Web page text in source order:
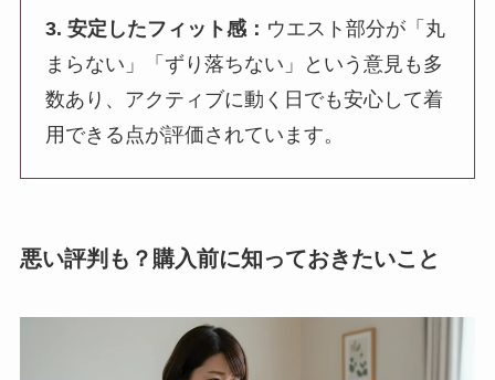
3. 安定したフィット感： ウエスト部分が「丸
まらない」「ずり落ちない」という意見も多
数あり、アクティブに動く日でも安心して着
用できる点が評価されています。
悪い評判も？購入前に知っておきたいこと